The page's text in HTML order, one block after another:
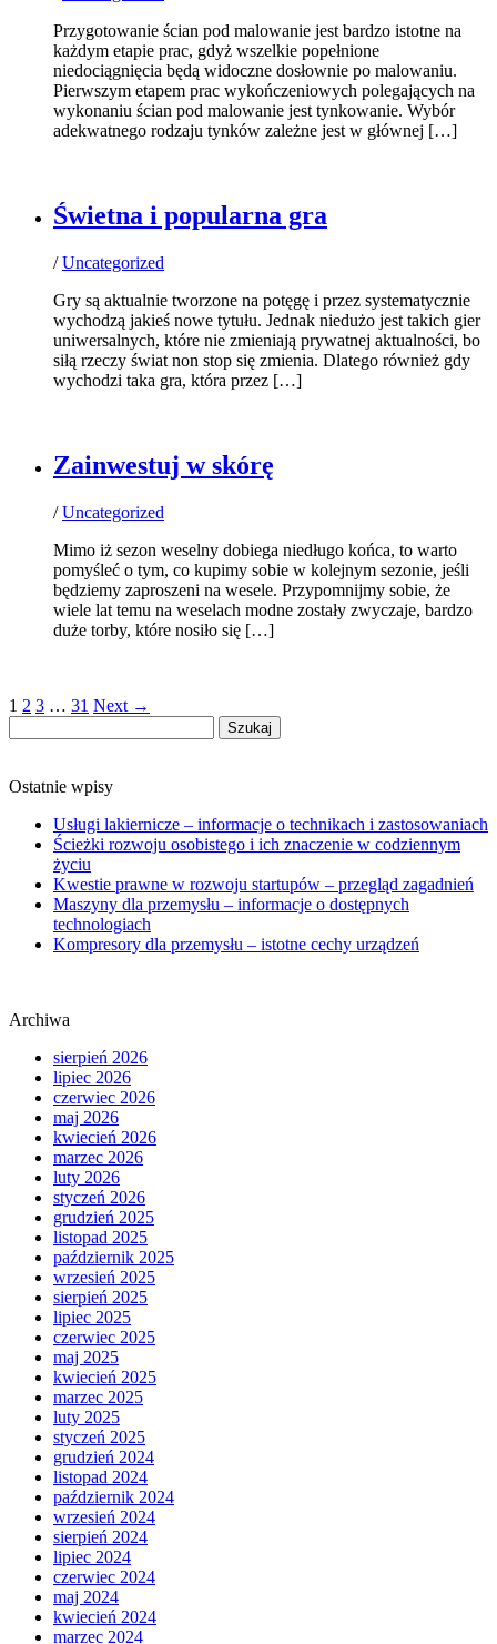
Przygotowanie ścian pod malowanie jest bardzo istotne na
każdym etapie prac, gdyż wszelkie popełnione
niedociągnięcia będą widoczne dosłownie po malowaniu.
Pierwszym etapem prac wykończeniowych polegających na
wykonaniu ścian pod malowanie jest tynkowanie. Wybór
adekwatnego rodzaju tynków zależne jest w głównej […]
Świetna i popularna gra
/Uncategorized
Gry są aktualnie tworzone na potęgę i przez systematycznie
wychodzą jakieś nowe tytułu. Jednak niedużo jest takich gier
uniwersalnych, które nie zmieniają prywatnej aktualności, bo
siłą rzeczy świat non stop się zmienia. Dlatego również gdy
wychodzi taka gra, która przez […]
Zainwestuj w skórę
/Uncategorized
Mimo iż sezon weselny dobiega niedługo końca, to warto
pomyśleć o tym, co kupimy sobie w kolejnym sezonie, jeśli
będziemy zaproszeni na wesele. Przypomnijmy sobie, że
wiele lat temu na weselach modne zostały zwyczaje, bardzo
duże torby, które nosiło się […]
1 2 3 … 31 Next →
Ostatnie wpisy
Usługi lakiernicze – informacje o technikach i zastosowaniach
Ścieżki rozwoju osobistego i ich znaczenie w codziennym
życiu
Kwestie prawne w rozwoju startupów – przegląd zagadnień
Maszyny dla przemysłu – informacje o dostępnych
technologiach
Kompresory dla przemysłu – istotne cechy urządzeń
Archiwa
sierpień 2026
lipiec 2026
czerwiec 2026
maj 2026
kwiecień 2026
marzec 2026
luty 2026
styczeń 2026
grudzień 2025
listopad 2025
październik 2025
wrzesień 2025
sierpień 2025
lipiec 2025
czerwiec 2025
maj 2025
kwiecień 2025
marzec 2025
luty 2025
styczeń 2025
grudzień 2024
listopad 2024
październik 2024
wrzesień 2024
sierpień 2024
lipiec 2024
czerwiec 2024
maj 2024
kwiecień 2024
marzec 2024